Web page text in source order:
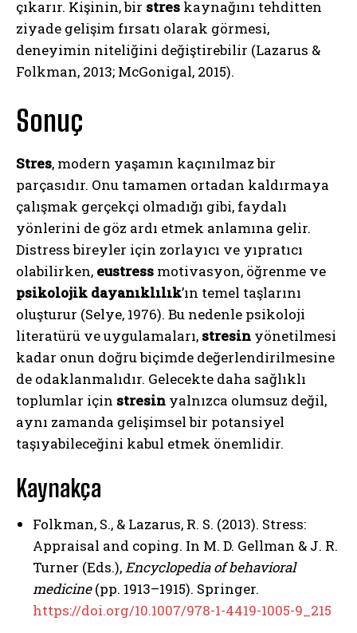
ABONE OL
Gizlilik politikasınıokudum, onaylıyorum.
çıkarır. Kişinin, bir stres kaynağını tehditten
ziyade gelişim fırsatı olarak görmesi,
deneyimin niteliğini değiştirebilir (Lazarus &
Folkman, 2013; McGonigal, 2015).
Sonuç
Stres, modern yaşamın kaçınılmaz bir
parçasıdır. Onu tamamen ortadan kaldırmaya
çalışmak gerçekçi olmadığı gibi, faydalı
yönlerini de göz ardı etmek anlamına gelir.
Distress bireyler için zorlayıcı ve yıpratıcı
olabilirken, eustress motivasyon, öğrenme ve
psikolojik dayanıklılık’ın temel taşlarını
oluşturur (Selye, 1976). Bu nedenle psikoloji
literatürü ve uygulamaları, stresin yönetilmesi
kadar onun doğru biçimde değerlendirilmesine
de odaklanmalıdır. Gelecekte daha sağlıklı
toplumlar için stresin yalnızca olumsuz değil,
aynı zamanda gelişimsel bir potansiyel
taşıyabileceğini kabul etmek önemlidir.
Kaynakça
Folkman, S., & Lazarus, R. S. (2013). Stress:
Appraisal and coping. In M. D. Gellman & J. R.
Turner (Eds.), Encyclopedia of behavioral
medicine(pp. 1913–1915). Springer.
https://doi.org/10.1007/978-1-4419-1005-9_215